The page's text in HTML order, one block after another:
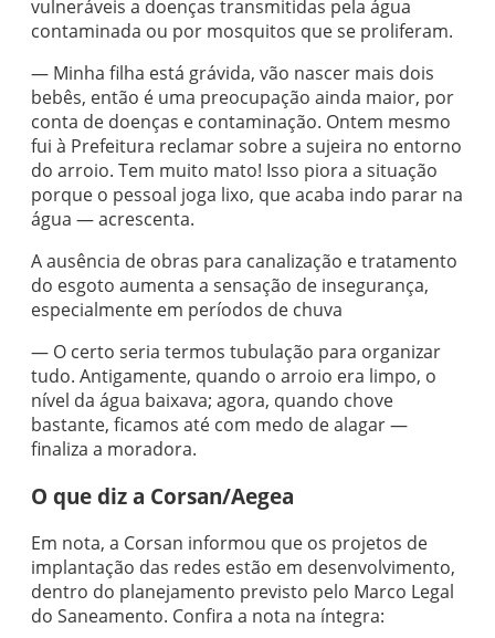
vulneráveis a doenças transmitidas pela água
contaminada ou por mosquitos que se proliferam.
— Minha filha está grávida, vão nascer mais dois
bebês, então é uma preocupação ainda maior, por
conta de doenças e contaminação. Ontem mesmo
fui à Prefeitura reclamar sobre a sujeira no entorno
do arroio. Tem muito mato! Isso piora a situação
porque o pessoal joga lixo, que acaba indo parar na
água — acrescenta.
A ausência de obras para canalização e tratamento
do esgoto aumenta a sensação de insegurança,
especialmente em períodos de chuva
— O certo seria termos tubulação para organizar
tudo. Antigamente, quando o arroio era limpo, o
nível da água baixava; agora, quando chove
bastante, ficamos até com medo de alagar —
finaliza a moradora.
O que diz a Corsan/Aegea
Em nota, a Corsan informou que os projetos de
implantação das redes estão em desenvolvimento,
dentro do planejamento previsto pelo Marco Legal
do Saneamento. Confira a nota na íntegra: